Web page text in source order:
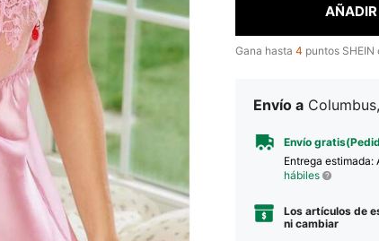
Gana hasta 4 puntos
Envío a
Envío
Entrega estimada:
hábiles
Los artículos de
ni cambiar